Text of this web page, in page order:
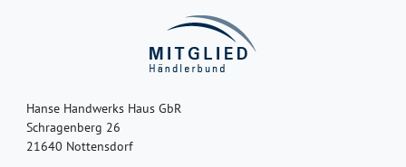
Hanse Handwerks Haus GbR
Schragenberg 26
21640 Nottensdorf